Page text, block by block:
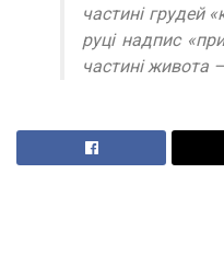
частині грудей
руці надпис
частині